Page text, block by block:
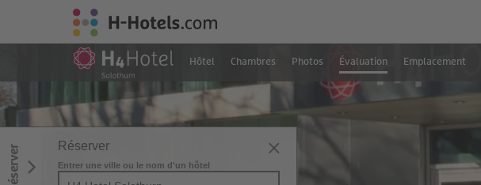
Hôtel Chambres Photos Évaluation Emplacement
Réserver Réserver
Entrer une ville ou le nom d'un hôtel